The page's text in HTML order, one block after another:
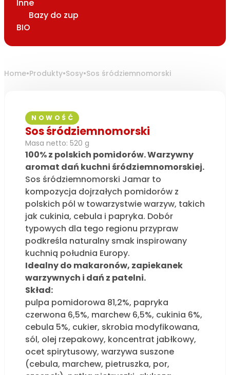
Inne
Bazy do zup
BIO
Home•Produkty•Sosy•Sos śródziemnomorski
NOWOŚĆ
Sos śródziemnomorski
Masa netto: 520 g
100% z polskich pomidorów. Warzywny
aromat dań kuchni śródziemnomorskiej.
Sos śródziemnomorski Jamar to
kompozycja dojrzałych pomidorów z
polskich pól w towarzystwie warzyw, takich
jak cukinia, cebula i papryka. Dobór
typowych dla tego regionu przypraw
podkreśla naturalny smak inspirowany
kuchnią południa Europy.
Idealny do makaronów, zapiekanek
warzywnych i dań z patelni.
Skład:
pulpa pomidorowa 81,2%, papryka
czerwona 6,5%, marchew 6,5%, cukinia 6%,
cebula 5%, cukier, skrobia modyfikowana,
sól, olej rzepakowy, koncentrat jabłkowy,
ocet spirytusowy, warzywa suszone
(cebula, marchew, pietruszka, por,